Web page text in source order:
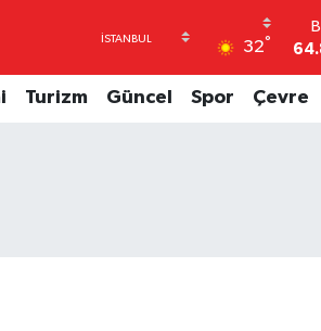
32°
Turizm Güncel Spor Çevre